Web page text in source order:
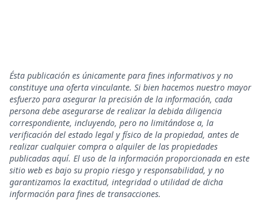
Ésta publicación es únicamente para fines informativos y no
constituye una oferta vinculante. Si bien hacemos nuestro mayor
esfuerzo para asegurar la precisión de la información, cada
persona debe asegurarse de realizar la debida diligencia
correspondiente, incluyendo, pero no limitándose a, la
verificación del estado legal y físico de la propiedad, antes de
realizar cualquier compra o alquiler de las propiedades
publicadas aquí. El uso de la información proporcionada en este
sitio web es bajo su propio riesgo y responsabilidad, y no
garantizamos la exactitud, integridad o utilidad de dicha
información para fines de transacciones.